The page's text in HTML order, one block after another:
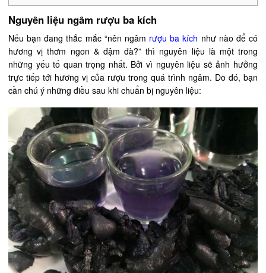
Nguyên liệu ngâm rượu ba kích
Nếu bạn đang thắc mắc “nên ngâm rượu ba kích như nào để có
hương vị thơm ngon & đậm đà?” thì nguyên liệu là một trong
những yếu tố quan trọng nhất. Bởi vì nguyên liệu sẽ ảnh hưởng
trực tiếp tới hương vị của rượu trong quá trình ngâm. Do đó, bạn
cần chú ý những điều sau khi chuẩn bị nguyên liệu: